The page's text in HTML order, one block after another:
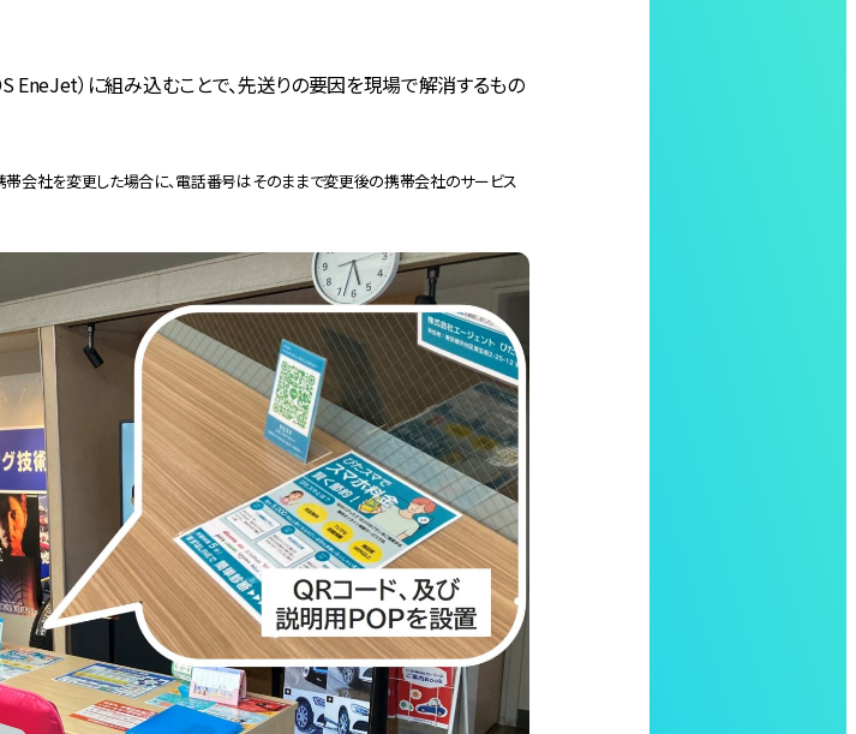
EneJet）に組み込むことで、先送りの要因を現場で解消するもの
会社を変更した場合に、電話番号はそのままで変更後の携帯会社のサービス